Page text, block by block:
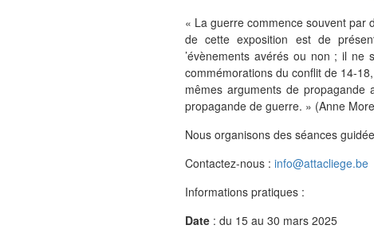
« La guerre commence souvent par
de cette exposition est de
’évènements avérés ou non ; il ne
commémorations du conflit de 14-
mêmes arguments de propagande
propagande de guerre. » (Anne
Nous organisons des séances
Contactez-nous : info@attacliege.be
Informations pratiques :
Date : du 15 au 30 mars 2025